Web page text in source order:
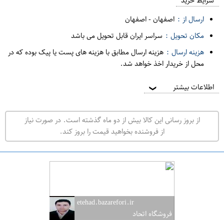
ف
ر
ت
ه
ر
ا
ص
ف
ارسال از : اصفهان-اصفهان
مکان تحویل : سراسر ایران قابل تحویل می باشد
هزینه ارسال : هزینه ارسال مطابق با هزینه های پست یا پیک بوده که در
محل از خریدار اخذ خواهد شد.
اطلاعات بیشتر ❯
از بروز رسانی این کالا بیش از دو ماه گذشته است. در صورت نیاز
از فروشنده بخواهید قیمت را بروز کند.
etehad.bazarefori.ir
فروشگاه اتحاد